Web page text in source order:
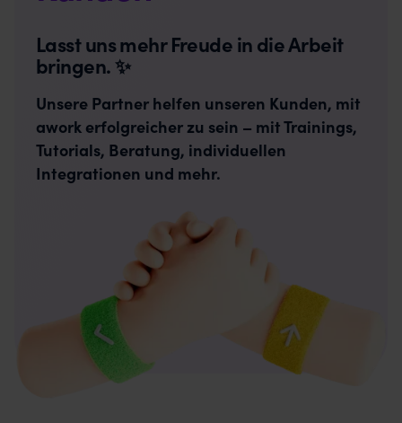
Lasst uns mehr Freude in die Arbeit
bringen. ✨
Unsere Partner helfen unseren Kunden, mit
awork erfolgreicher zu sein – mit Trainings,
Tutorials, Beratung, individuellen
Integrationen und mehr.